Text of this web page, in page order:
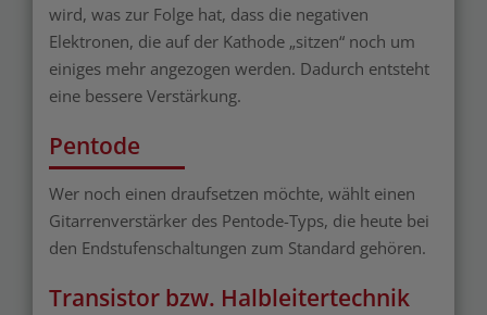
wird, was zur Folge hat, dass die negativen
Elektronen, die auf der Kathode „sitzen“ noch um
einiges mehr angezogen werden. Dadurch entsteht
eine bessere Verstärkung.
Pentode
Wer noch einen draufsetzen möchte, wählt einen
Gitarrenverstärker des Pentode-Typs, die heute bei
den Endstufenschaltungen zum Standard gehören.
Transistor bzw. Halbleitertechnik